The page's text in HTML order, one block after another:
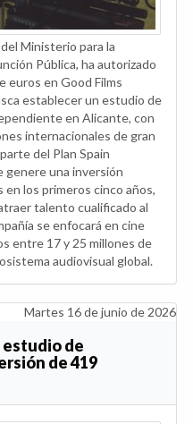
Ministerio para la
Pública, ha autorizado
euros en Good Films
establecer un estudio de
en Alicante, con
internacionales de gran
del Plan Spain
genere una inversión
los primeros cinco años,
talento cualificado al
se enfocará en cine
entre 17 y 25 millones de
audiovisual global.
Martes 16 de junio de 2026
estudio de
de 419